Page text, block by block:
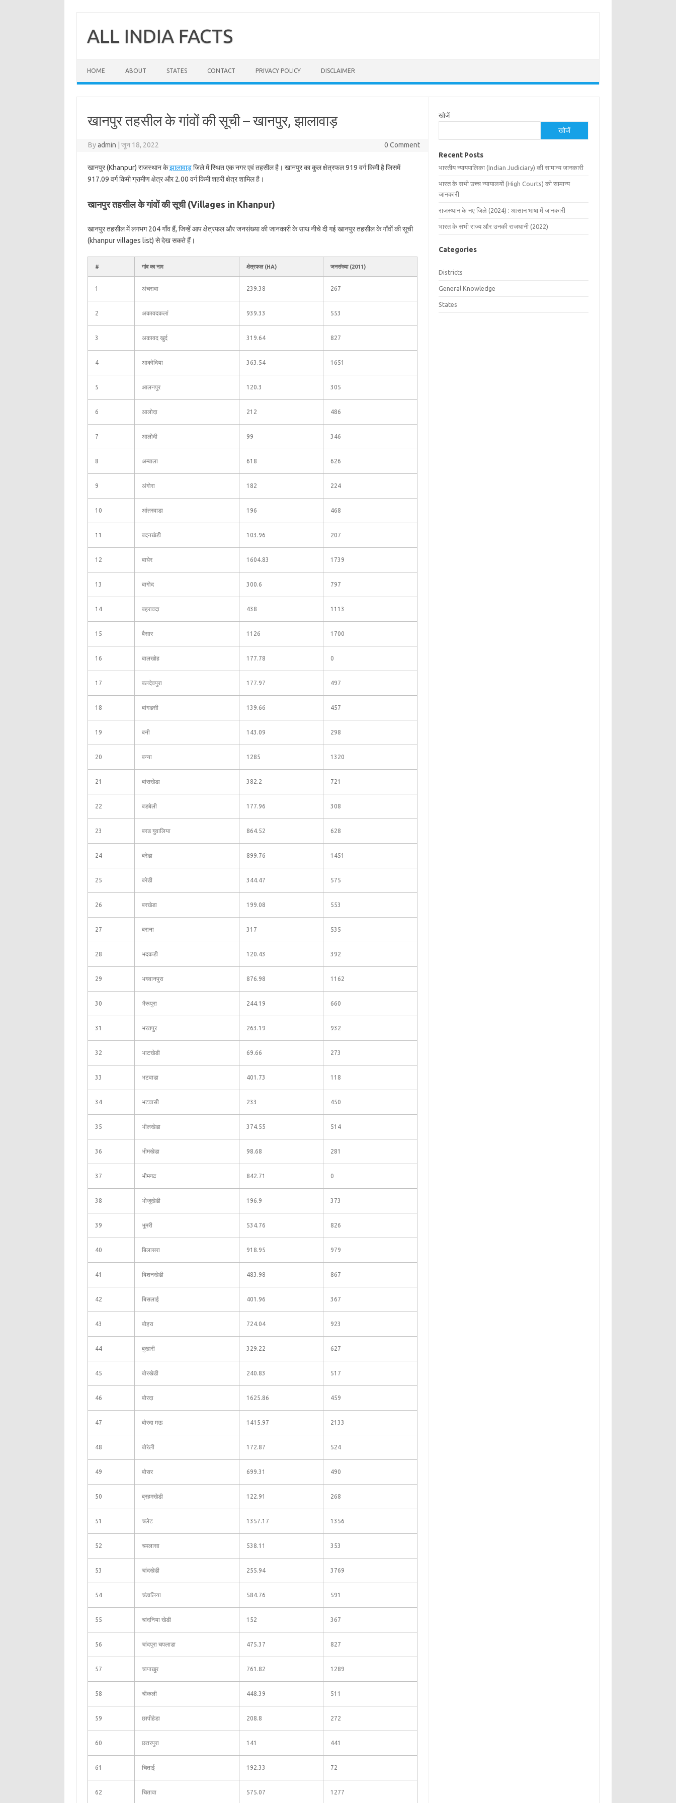
contentALL INDIA FACTS
HOME ABOUT STATES CONTACT PRIVACY POLICY DISCLAIMER
खानपुर तहसील के गांवों की सूची – खानपुर, झालावाड़
Byadmin जून 18, 2022 0 Comment
खानपुर (Khanpur) राजस्थान केझालावाड़जिले में स्थित एक नगर एवं तहसील है। खानपुर का कुल क्षेत्रफल 919 वर्ग किमी है जिसमें
917.09 वर्ग किमी ग्रामीण क्षेत्र और 2.00 वर्ग किमी शहरी क्षेत्र शामिल है।
खानपुर तहसील के गांवों की सूची (Villages in Khanpur)
खानपुर तहसील में लगभग 204 गाँव हैं, जिन्हें आप क्षेत्रफल और जनसंख्या की जानकारी के साथ नीचे दी गई खानपुर तहसील के गाँवों की सूची
(khanpur villages list) से देख सकते हैं।
# गांव का नाम क्षेत्रफल (HA) जनसंख्या (2011)
1 अंचरावा 239.38 267
2 अकावदकलां 939.33 553
3 अकावद खुर्द 319.64 827
4 आकोदिया 363.54 1651
5 आलनपुर 120.3 305
6 आलोदा 212 486
7 आलोदी 99 346
8 अम्बाला 618 626
9 अंगोरा 182 224
10 आंतरवाडा 196 468
11 बदनखेडी 103.96 207
12 बाघेर 1604.83 1739
13 बागोद 300.6 797
14 बहरावदा 438 1113
15 बैसार 1126 1700
16 बालखोह 177.78 0
17 बलदेवपुरा 177.97 497
18 बांगडसी 139.66 457
19 बनी 143.09 298
20 बन्या 1285 1320
21 बांसखेडा 382.2 721
22 बडबेली 177.96 308
23 बरड गुवालिया 864.52 628
24 बरेडा 899.76 1451
25 बरेडी 344.47 575
26 बरखेडा 199.08 553
27 बराना 317 535
28 भदकडी 120.43 392
29 भगवानपुरा 876.98 1162
30 भैरूपुरा 244.19 660
31 भरतपुर 263.19 932
32 भाटखेडी 69.66 273
33 भटवाडा 401.73 118
34 भटवासी 233 450
35 भीलखेडा 374.55 514
36 भीमखेडा 98.68 281
37 भीमगढ 842.71 0
38 भोजूखेडी 196.9 373
39 भूमरी 534.76 826
40 बिलासरा 918.95 979
41 बिशनखेडी 483.98 867
42 बिसलाई 401.96 367
43 बोहरा 724.04 923
44 बुखारी 329.22 627
45 बोरखेडी 240.83 517
46 बोरदा 1625.86 459
47 बोरदा मऊ 1415.97 2133
48 बोरेली 172.87 524
49 बोसर 699.31 490
50 ब्रहमखेडी 122.91 268
51 चलेट 1357.17 1356
52 चमलासा 538.11 353
53 चांदखेडी 255.94 3769
54 चंडालिया 584.76 591
55 चांदनिया खेडी 152 367
56 चांदपुरा चपलाडा 475.37 827
57 चापाखुर 761.82 1289
58 चीकली 448.39 511
59 छापीहेडा 208.8 272
60 छतरपुरा 141 441
61 चिताई 192.33 72
62 चितावा 575.07 1277
खोजें
खोजें
Recent Posts
भारतीय न्यायपालिका (Indian Judiciary) की सामान्य जानकारी
भारत के सभी उच्च न्यायालयों (High Courts) की सामान्य
जानकारी
राजस्थान के नए जिले (2024) : आसान भाषा में जानकारी
भारत के सभी राज्य और उनकी राजधानी (2022)
Categories
Districts
General Knowledge
States